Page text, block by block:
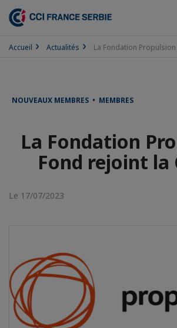
Accueil Actualités La Fondation Propulsion
NOUVEAUX MEMBRES • MEMBRES
La Fondation
Fond rejoint la
Le 17/07/2023